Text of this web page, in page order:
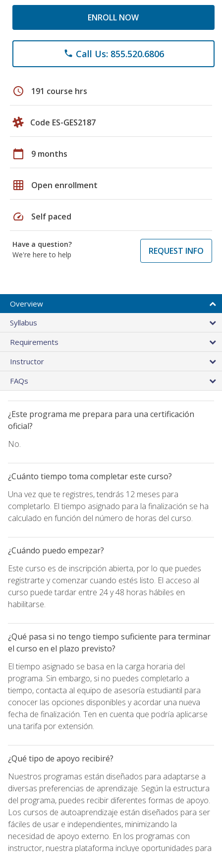
ENROLL NOW
phone Call Us: 855.520.6806
schedule 191 course hrs
Code ES-GES2187
calendar_today 9 months
grid_on Open enrollment
speed Self paced
Have a question?
We're here to help
REQUEST INFO
Overview
Syllabus
Requirements
Instructor
FAQs
¿Este programa me prepara para una certificación
oficial?
No.
¿Cuánto tiempo toma completar este curso?
Una vez que te registres, tendrás 12 meses para
completarlo. El tiempo asignado para la finalización se ha
calculado en función del número de horas del curso.
¿Cuándo puedo empezar?
Este curso es de inscripción abierta, por lo que puedes
registrarte y comenzar cuando estés listo. El acceso al
curso puede tardar entre 24 y 48 horas hábiles en
habilitarse.
¿Qué pasa si no tengo tiempo suficiente para terminar
el curso en el plazo previsto?
El tiempo asignado se basa en la carga horaria del
programa. Sin embargo, si no puedes completarlo a
tiempo, contacta al equipo de asesoría estudiantil para
conocer las opciones disponibles y acordar una nueva
fecha de finalización. Ten en cuenta que podría aplicarse
una tarifa por extensión.
¿Qué tipo de apoyo recibiré?
Nuestros programas están diseñados para adaptarse a
diversas preferencias de aprendizaje. Según la estructura
del programa, puedes recibir diferentes formas de apoyo.
Los cursos de autoaprendizaje están diseñados para ser
fáciles de usar e independientes, minimizando la
necesidad de apoyo externo. En los programas con
instructor, nuestra plataforma incluye oportunidades para